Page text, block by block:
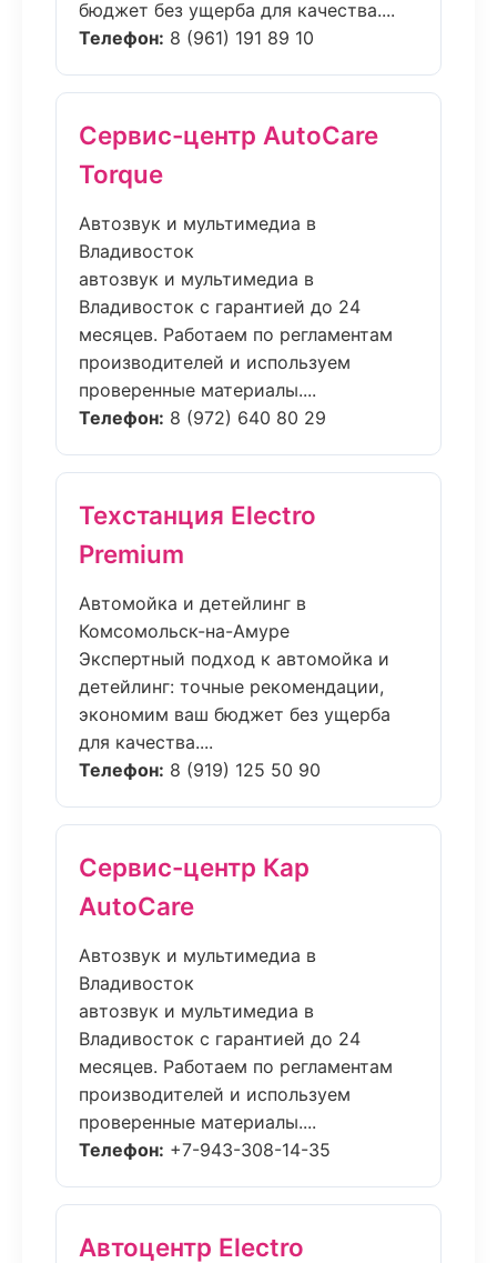
бюджет без ущерба для качества....
Телефон: 8 (961) 191 89 10
Сервис-центр AutoCare
Torque
Автозвук и мультимедиа в
Владивосток
автозвук и мультимедиа в
Владивосток с гарантией до 24
месяцев. Работаем по регламентам
производителей и используем
проверенные материалы....
Телефон: 8 (972) 640 80 29
Техстанция Electro
Premium
Автомойка и детейлинг в
Комсомольск-на-Амуре
Экспертный подход к автомойка и
детейлинг: точные рекомендации,
экономим ваш бюджет без ущерба
для качества....
Телефон: 8 (919) 125 50 90
Сервис-центр Кар
AutoCare
Автозвук и мультимедиа в
Владивосток
автозвук и мультимедиа в
Владивосток с гарантией до 24
месяцев. Работаем по регламентам
производителей и используем
проверенные материалы....
Телефон: +7-943-308-14-35
Автоцентр Electro